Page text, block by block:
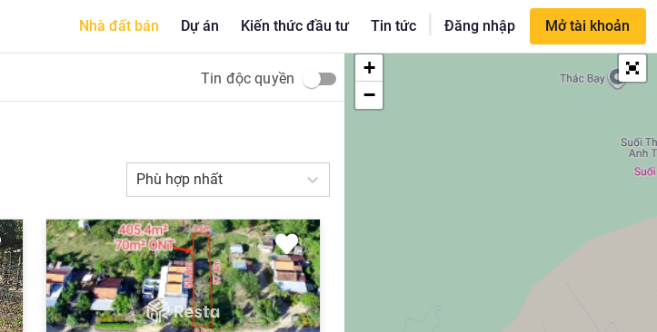
Nhà đất bán Dự án Kiến thức đầu tư Tin tức | Đăng nhập Mở tài khoản
Tin độc quyền
Phù hợp nhất
+
−